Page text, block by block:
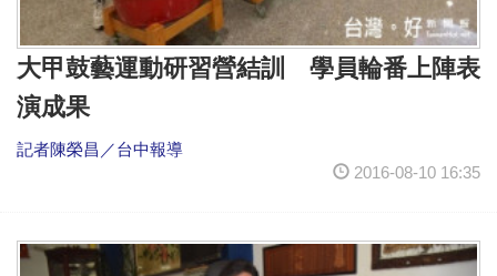
大甲鼓藝運動研習營結訓 學員輪番上陣表
演成果
記者陳榮昌／台中報導
2016-08-10 16:35